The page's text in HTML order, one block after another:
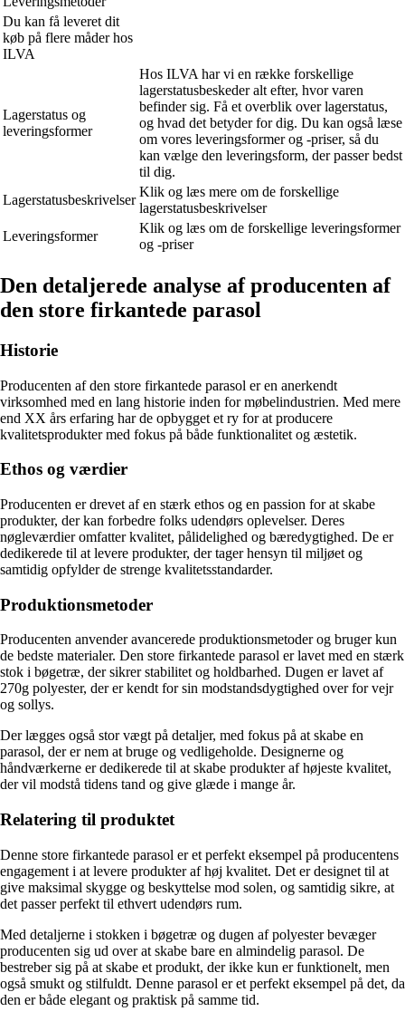
Du kan få leveret dit
køb på flere måder hos
ILVA
Lagerstatus og
leveringsformer
Hos ILVA har vi en række forskellige
lagerstatusbeskeder alt efter, hvor varen
befinder sig. Få et overblik over lagerstatus,
og hvad det betyder for dig. Du kan også læse
om vores leveringsformer og -priser, så du
kan vælge den leveringsform, der passer bedst
til dig.
Lagerstatusbeskrivelser
Klik og læs mere om de forskellige
lagerstatusbeskrivelser
Leveringsformer
Klik og læs om de forskellige leveringsformer
og -priser
Den detaljerede analyse af producenten af
den store firkantede parasol
Historie
Producenten af den store firkantede parasol er en anerkendt
virksomhed med en lang historie inden for møbelindustrien. Med mere
end XX års erfaring har de opbygget et ry for at producere
kvalitetsprodukter med fokus på både funktionalitet og æstetik.
Ethos og værdier
Producenten er drevet af en stærk ethos og en passion for at skabe
produkter, der kan forbedre folks udendørs oplevelser. Deres
nøgleværdier omfatter kvalitet, pålidelighed og bæredygtighed. De er
dedikerede til at levere produkter, der tager hensyn til miljøet og
samtidig opfylder de strenge kvalitetsstandarder.
Produktionsmetoder
Producenten anvender avancerede produktionsmetoder og bruger kun
de bedste materialer. Den store firkantede parasol er lavet med en stærk
stok i bøgetræ, der sikrer stabilitet og holdbarhed. Dugen er lavet af
270g polyester, der er kendt for sin modstandsdygtighed over for vejr
og sollys.
Der lægges også stor vægt på detaljer, med fokus på at skabe en
parasol, der er nem at bruge og vedligeholde. Designerne og
håndværkerne er dedikerede til at skabe produkter af højeste kvalitet,
der vil modstå tidens tand og give glæde i mange år.
Relatering til produktet
Denne store firkantede parasol er et perfekt eksempel på producentens
engagement i at levere produkter af høj kvalitet. Det er designet til at
give maksimal skygge og beskyttelse mod solen, og samtidig sikre, at
det passer perfekt til ethvert udendørs rum.
Med detaljerne i stokken i bøgetræ og dugen af polyester bevæger
producenten sig ud over at skabe bare en almindelig parasol. De
bestreber sig på at skabe et produkt, der ikke kun er funktionelt, men
også smukt og stilfuldt. Denne parasol er et perfekt eksempel på det, da
den er både elegant og praktisk på samme tid.